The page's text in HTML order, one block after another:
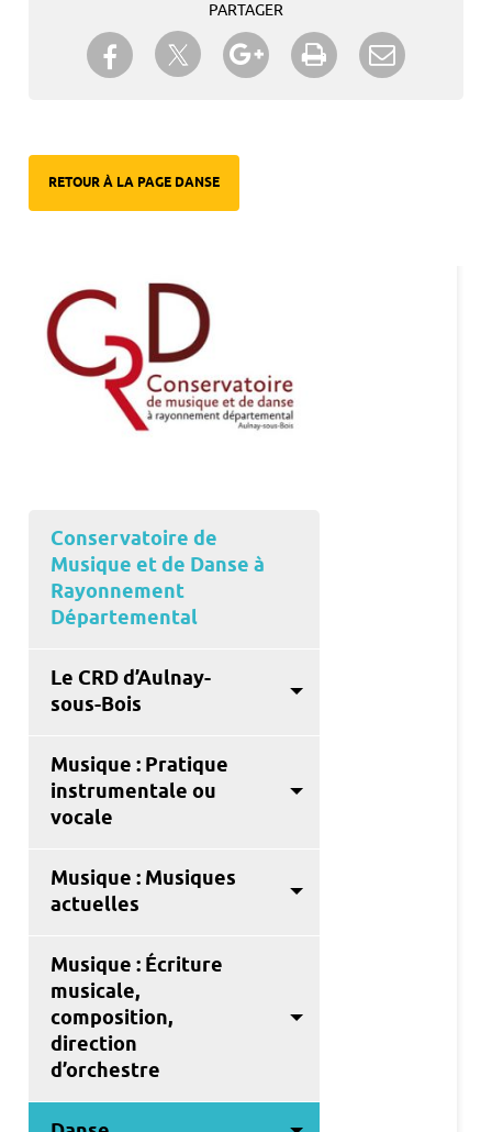
PARTAGER
Partager sur Facebook
Partager sur TwitterPartager sur Google+
Imprimer
RETOUR À LA PAGE DANSE
Conservatoire de
Musique et de Danse à
Rayonnement
Départemental
Le CRD d’Aulnay-
sous-Bois
Musique : Pratique
instrumentale ou
vocale
Musique : Musiques
actuelles
Musique : Écriture
musicale,
composition,
direction
d’orchestre